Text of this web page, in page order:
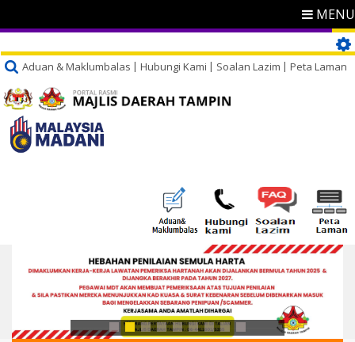
MENU
Aduan & Maklumbalas Hubungi Kami Soalan Lazim Peta Laman